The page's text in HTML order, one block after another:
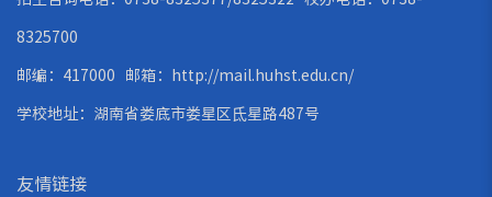
8325700
邮编：417000 邮箱： http://mail.huhst.edu.cn/
学校地址：湖南省娄底市娄星区氐星路487号
友情链接